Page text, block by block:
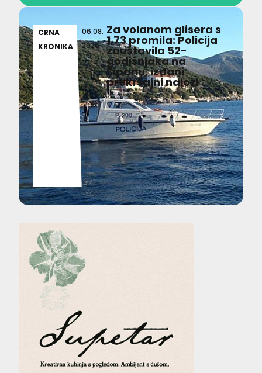
CRNA
KRONIKA
06.08.
2026
Za volanom glisera s
1,73 promila: Policija
zaustavila 52-
godišnjaka na
Šipanu, izdani
prekršajni nalozi